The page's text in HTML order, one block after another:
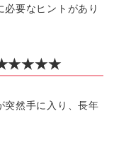
要なヒントがあり
★★★★★★
突然手に入り、長年